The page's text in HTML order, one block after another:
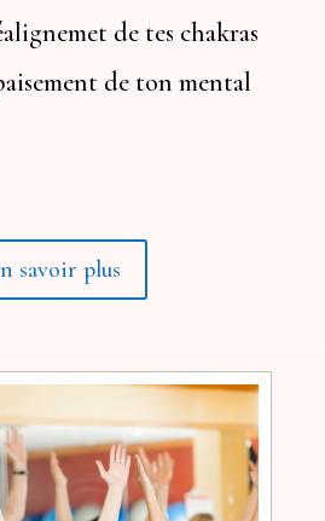
de tes chakras
de ton mental
savoir plus